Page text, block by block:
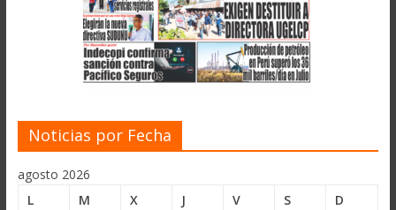
Noticias por Fecha
agosto 2026
L
M X J V S
D